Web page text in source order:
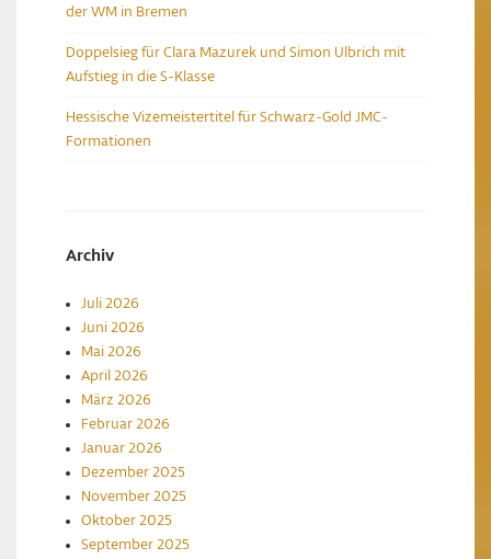
der WM in Bremen
Doppelsieg für Clara Mazurek und Simon Ulbrich mit
Aufstieg in die S-Klasse
Hessische Vizemeistertitel für Schwarz-Gold JMC-
Formationen
Archiv
Juli 2026
Juni 2026
Mai 2026
April 2026
März 2026
Februar 2026
Januar 2026
Dezember 2025
November 2025
Oktober 2025
September 2025